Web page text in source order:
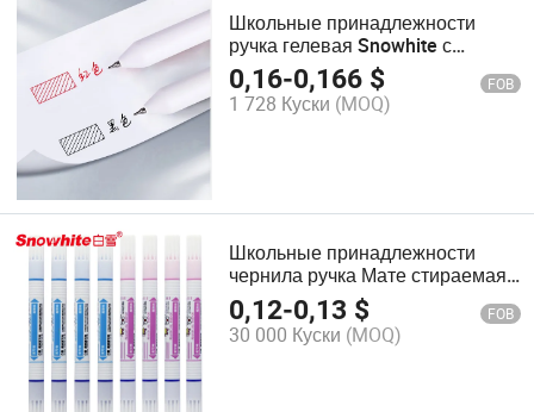
Школьные принадлежности
ручка гелевая Snowhite с
закрученной формой тонкий
наконечник 0.5mm ассорти цвет
быстро сохнущая чернила
0,16-0,166 $ FOB
1 728 Куски (MOQ)
Школьные принадлежности
чернила ручка Мате стираемая
ручка двойного наконечника
перезапись ручка
0,12-0,13 $ FOB
30 000 Куски (MOQ)